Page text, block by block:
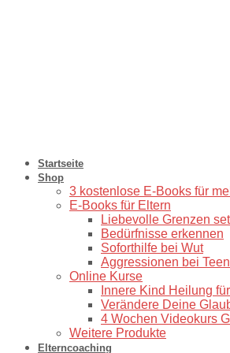
Startseite
Shop
3 kostenlose E-Books für
E-Books für Eltern
Liebevolle Grenzen
Bedürfnisse erkennen
Soforthilfe bei Wut
Aggressionen bei
Online Kurse
Innere Kind Heilung
Verändere Deine
4 Wochen Videokurs
Weitere Produkte
Elterncoaching